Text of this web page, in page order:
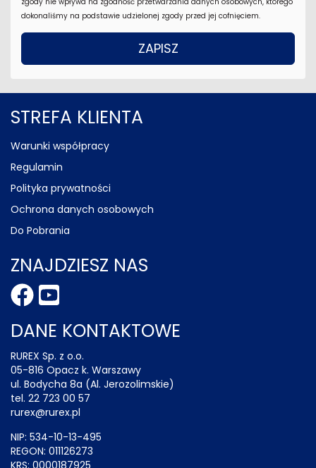
dokonaliśmy na podstawie udzielonej zgody przed jej cofnięciem.
STREFA KLIENTA
Warunki współpracy
Regulamin
Polityka prywatności
Ochrona danych osobowych
Do Pobrania
ZNAJDZIESZ NAS
DANE KONTAKTOWE
RUREX Sp. z o.o.
05-816 Opacz k. Warszawy
ul. Bodycha 8a (Al. Jerozolimskie)
tel. 22 723 00 57
rurex@rurex.pl
NIP: 534-10-13-495
REGON: 011126273
KRS: 0000187925